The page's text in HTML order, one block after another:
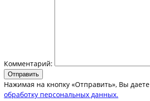
Комментарий:
Отправить
Нажимая на кнопку «Отправить», Вы даете
обработку персональных данных.